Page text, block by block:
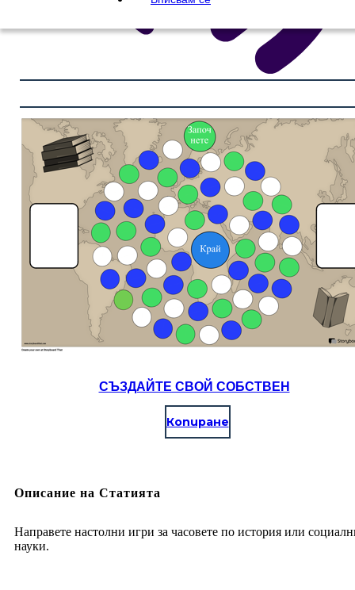
СЪЗДАЙТЕ СВОЙ СОБСТВЕН
Копиране
Описание на Статията
Направете настолни игри за часовете по история или
науки.